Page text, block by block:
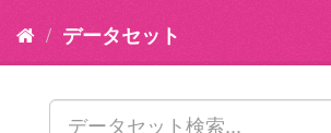
データセット